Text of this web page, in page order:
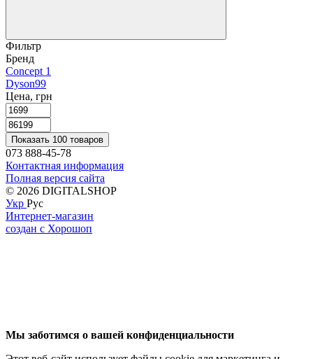
Фильтр
Бренд
Concept 1
Dyson99
Цена, грн
Показать 100 товаров
073 888-45-78
Контактная информация
Полная версия сайта
© 2026 DIGITALSHOP
Укр Рус
Интернет-магазин
создан с Хорошоп
Мы заботимся о вашей конфиденциальности